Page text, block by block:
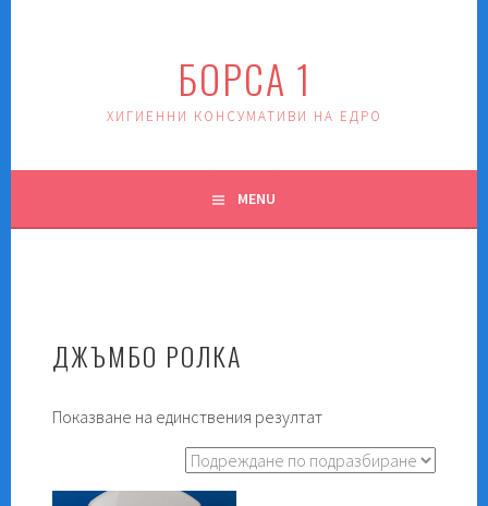
БОРСА 1
ХИГИЕННИ КОНСУМАТИВИ НА ЕДРО
MENU
ДЖЪМБО РОЛКА
Показване на единствения резултат